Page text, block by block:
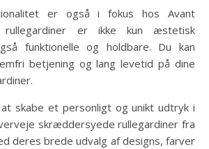
er også i fokus hos Avant
rullegardiner er ikke kun æstetisk
funktionelle og holdbare. Du kan
betjening og lang levetid på dine
skabe et personligt og unikt udtryk i
skræddersyede rullegardiner fra
deres brede udvalg af designs, farver